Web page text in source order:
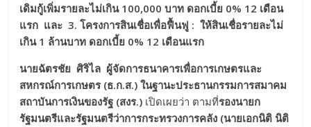
เดิมกู้เพิ่มรายละไม่เกิน 100,000 บาท ดอกเบี้ย 0% 12 เดือน
แรก และ 3. โครงการสินเชื่อเพื่อฟื้นฟู : ให้สินเชื่อรายละไม่
เกิน 1 ล้านบาท ดอกเบี้ย 0% 12 เดือนแรก
นายฉัตรชัย ศิริไล ผู้จัดการธนาคารเพื่อการเกษตรและ
สหกรณ์การเกษตร (ธ.ก.ส.) ในฐานะประธานกรรมการสมาคม
สถาบันการเงินของรัฐ (สงร.) เปิดเผยว่า ตามที่รองนายก
รัฐมนตรีและรัฐมนตรีว่าการกระทรวงการคลัง (นายเอกนิติ นิติ